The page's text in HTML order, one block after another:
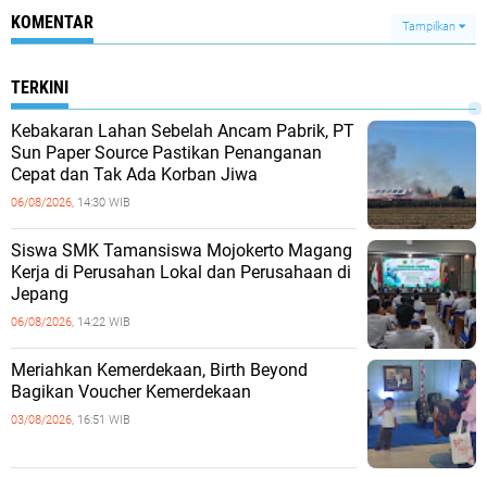
KOMENTAR Tampilkan
TERKINI
Kebakaran Lahan Sebelah Ancam Pabrik, PT
Sun Paper Source Pastikan Penanganan
Cepat dan Tak Ada Korban Jiwa
06/08/2026, 14:30 WIB
Siswa SMK Tamansiswa Mojokerto Magang
Kerja di Perusahan Lokal dan Perusahaan di
Jepang
06/08/2026, 14:22 WIB
Meriahkan Kemerdekaan, Birth Beyond
Bagikan Voucher Kemerdekaan
03/08/2026, 16:51 WIB